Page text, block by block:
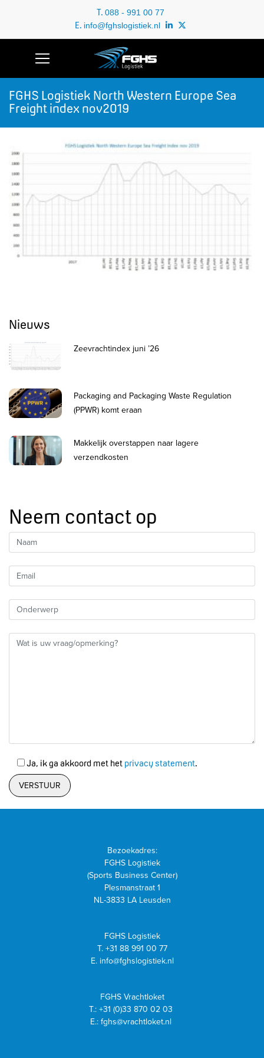
T. 088 - 991 00 77
E. info@fghslogistiek.nl
FGHS Logistiek North Western Europe Sea
Freight index nov2019
Nieuws
Zeevrachtindex juni ’26
Packaging and Packaging Waste Regulation
(PPWR) komt eraan
Makkelijk overstappen naar lagere
verzendkosten
Neem contact op
Ja, ik ga akkoord met het privacy statement.
Bezoekadres:
FGHS Logistiek
(Sports Business Center)
Plesmanstraat 1
NL-3833 LA Leusden
FGHS Logistiek
T. +31 88 991 00 77
E. info@fghslogistiek.nl
FGHS Vrachtloket
T.: +31 (0)33 870 02 03
E.: fghs@vrachtloket.nl